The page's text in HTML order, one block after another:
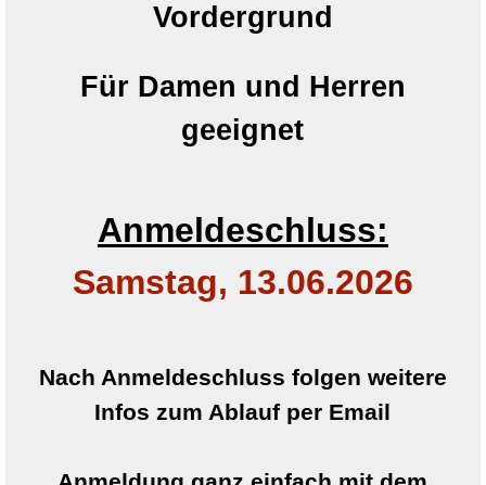
Vordergrund
Für Damen und Herren
geeignet
Anmeldeschluss:
Samstag, 13.06.2026
Nach Anmeldeschluss folgen weitere
Infos zum Ablauf per Email